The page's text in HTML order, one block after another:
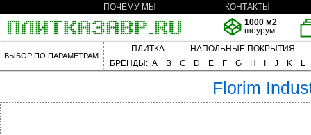
ПОЧЕМУ МЫ
КОНТАКТЫ
1000 м2
шоурум
ВЫБОР ПО ПАРАМЕТРАМ
ПЛИТКА
НАПОЛЬНЫЕ ПОКРЫТИЯ
БРЕНДЫ: A B C D E F G H J K L
Florim